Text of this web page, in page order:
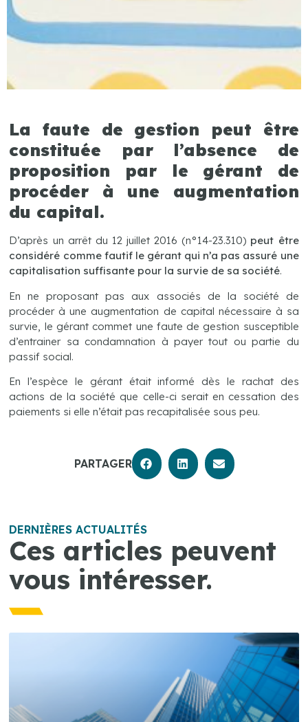
La faute de gestion peut être
constituée par l’absence de
proposition par le gérant de
procéder à une augmentation
du capital.
D’après un arrêt du 12 juillet 2016 (n°14-23.310) peut être
considéré comme fautif le gérant qui n’a pas assuré une
capitalisation suffisante pour la survie de sa société.
En ne proposant pas aux associés de la société de
procéder à une augmentation de capital nécessaire à sa
survie, le gérant commet une faute de gestion susceptible
d’entrainer sa condamnation à payer tout ou partie du
passif social.
En l’espèce le gérant était informé dès le rachat des
actions de la société que celle-ci serait en cessation des
paiements si elle n’était pas recapitalisée sous peu.
PARTAGER
DERNIÈRES ACTUALITÉS
Ces articles peuvent
vous intéresser.